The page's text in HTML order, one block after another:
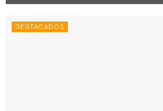
DESTACADOS